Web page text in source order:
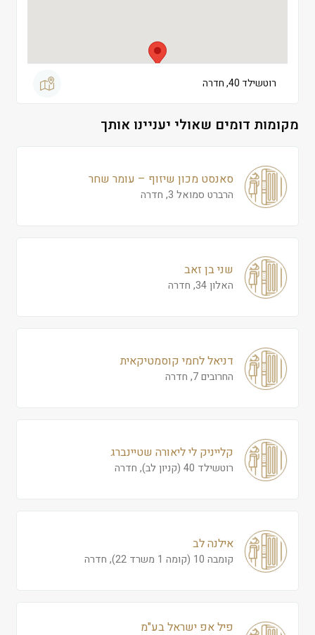
רוטשילד 40, חדרה
מקומות דומים שאולי יעניינו אותך
סאנסט מכון שיזוף – עומר שחר
הרברט סמואל 3, חדרה
שני בן זאב
האלון 34, חדרה
דניאל לחמי קוסמטיקאית
החרובים 7, חדרה
קלייניק לי ליאורה שטיינברג
רוטשילד 40 (קניון לב), חדרה
אילנה לב
קומבה 10 (קומה 1 משרד 22), חדרה
פיל אפ ישראל בע"מ